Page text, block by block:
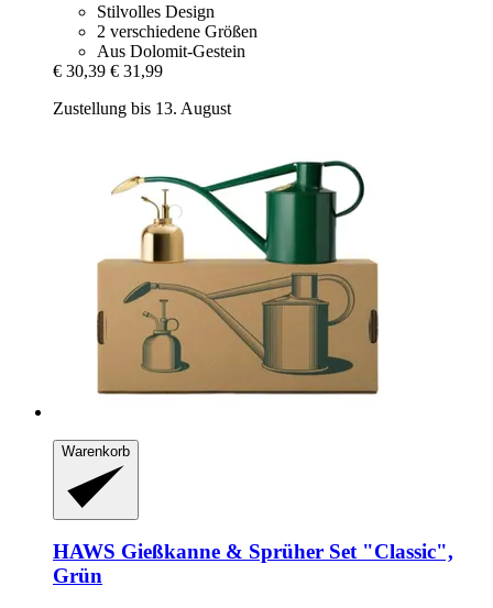
Stilvolles Design
2 verschiedene Größen
Aus Dolomit-Gestein
€ 30,39 € 31,99
Zustellung bis 13. August
Warenkorb
HAWS Gießkanne & Sprüher Set "Classic",
Grün